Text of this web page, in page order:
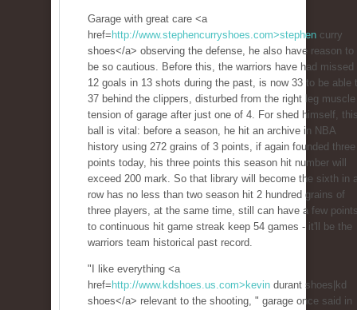
Garage with great care <a
href= http://www.stephencurryshoes.com>stephen curry
shoes</a> observing the defense, he also have reason to
be so cautious. Before this, the warriors have had missed
12 goals in 13 shots during the past, is now 33 to be able
37 behind the clippers, disturbed from the right leg muscle
tension of garage after just one of 4. For shed himself,
ball is vital: before a season, he hit an archive in NBA
history using 272 grains of 3 points, if again founded three
points today, his three points this season hit number will
exceed 200 mark. So that library will become the sixth in
row has no less than two season hit 2 hundred grains of
three players, at the same time, still can have a few
to continuous hit game streak keep 54 games - it'll be the
warriors team historical past record.
"I like everything <a
href= http://www.kdshoes.us.com>kevin durant shoes|kd
shoes</a> relevant to the shooting, " garage once said in